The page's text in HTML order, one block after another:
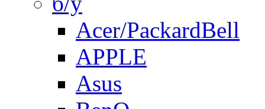
Acer/PackardBell
APPLE
Asus